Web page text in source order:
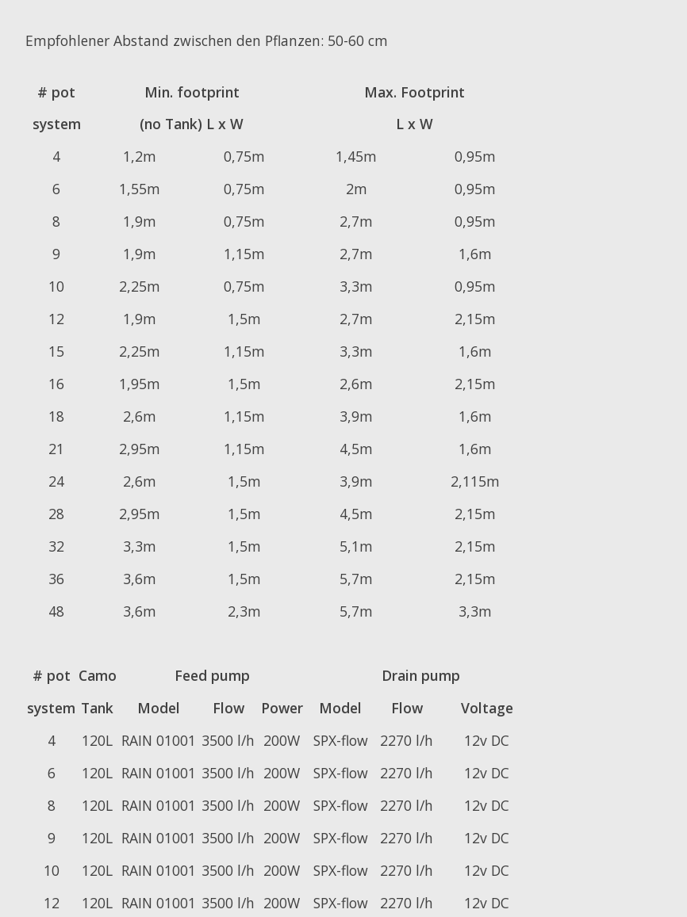
Empfohlener Abstand zwischen den Pflanzen: 50-60 cm
# pot
system
Min. footprint
(no Tank) L x W
Max. Footprint
L x W
4
1,2m 0,75m 1,45m
0,95m
6
1,55m 0,75m 2m
0,95m
8
1,9m 0,75m 2,7m
0,95m
9
1,9m 1,15m 2,7m
1,6m
10
2,25m 0,75m 3,3m
0,95m
12
1,9m 1,5m 2,7m
2,15m
15
2,25m 1,15m 3,3m
1,6m
16
1,95m 1,5m 2,6m
2,15m
18
2,6m 1,15m 3,9m
1,6m
21
2,95m 1,15m 4,5m
1,6m
24
2,6m 1,5m 3,9m
2,115m
28
2,95m 1,5m 4,5m
2,15m
32
3,3m 1,5m 5,1m
2,15m
36
3,6m 1,5m 5,7m
2,15m
48
3,6m 2,3m 5,7m 3,3m
# pot
system
Camo
Tank
Feed pump
Drain pump
Model
Flow Power Model Flow
Voltage
4
120L RAIN 01001 3500 l/h 200W SPX-flow 2270 l/h
12v DC
6
120L RAIN 01001 3500 l/h 200W SPX-flow 2270 l/h
12v DC
8
120L RAIN 01001 3500 l/h 200W SPX-flow 2270 l/h
12v DC
9
120L RAIN 01001 3500 l/h 200W SPX-flow 2270 l/h
12v DC
10
120L RAIN 01001 3500 l/h 200W SPX-flow 2270 l/h
12v DC
12
120L RAIN 01001 3500 l/h 200W SPX-flow 2270 l/h 12v DC